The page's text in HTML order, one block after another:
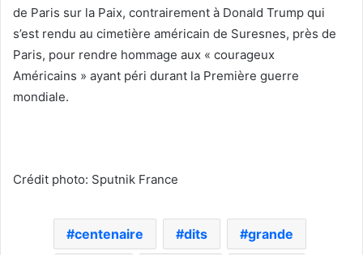
de Paris sur la Paix, contrairement à Donald Trump qui
s’est rendu au cimetière américain de Suresnes, près de
Paris, pour rendre hommage aux « courageux
Américains » ayant péri durant la Première guerre
mondiale.
Crédit photo: Sputnik France
centenaire dits grande